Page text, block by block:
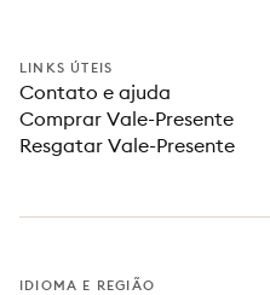
LINKS ÚTEIS
Contato e ajuda
Comprar Vale-Presente
Resgatar Vale-Presente
IDIOMA E REGIÃO